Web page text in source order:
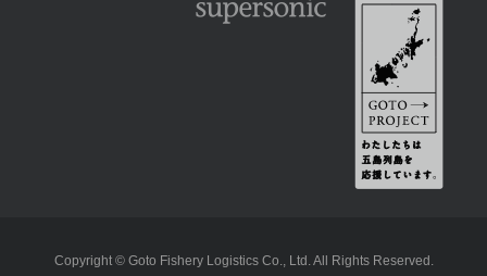
Copyright © Goto Fishery Logistics Co., Ltd. All Rights Reserved.